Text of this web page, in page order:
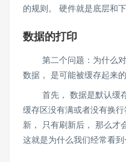
的规则。 硬件就是底层和
数据的打印
第二个问题：为什么对
数据， 是可能被缓存起来
首先， 数据是默认缓存
缓存区没有满或者没有换
新， 只有刷新后， 那么才
这就是为什么我们经常看